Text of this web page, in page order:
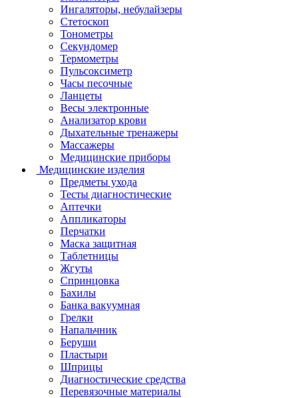
Ингаляторы, небулайзеры
Стетоскоп
Тонометры
Секундомер
Термометры
Пульсоксиметр
Часы песочные
Ланцеты
Весы электронные
Анализатор крови
Дыхательные тренажеры
Массажеры
Медицинские приборы
Медицинские изделия
Предметы ухода
Тесты диагностические
Аптечки
Аппликаторы
Перчатки
Маска защитная
Таблетницы
Жгуты
Спринцовка
Бахилы
Банка вакуумная
Грелки
Напальчник
Беруши
Пластыри
Шприцы
Диагностические средства
Перевязочные материалы